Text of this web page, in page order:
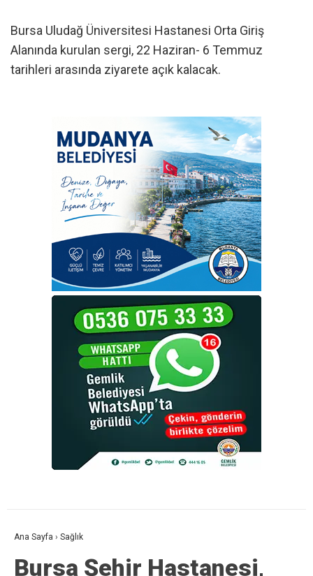
Bursa Uludağ Üniversitesi Hastanesi Orta Giriş
Alanında kurulan sergi, 22 Haziran- 6 Temmuz
tarihleri arasında ziyarete açık kalacak.
Ana Sayfa › Sağlık
Bursa Şehir Hastanesi,